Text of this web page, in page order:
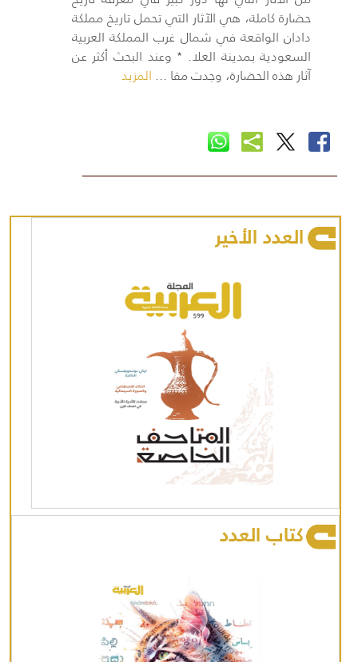
حضارة كاملة، هي الآثار التي تحمل تاريخ مملكة
دادان الواقعة في شمال غرب المملكة العربية
السعودية بمدينة العلا. ٭ وعند البحث أكثر عن
آثار هذه الحضارة، وجدت مقا ...المزيد
العدد الأخير
كتاب العدد